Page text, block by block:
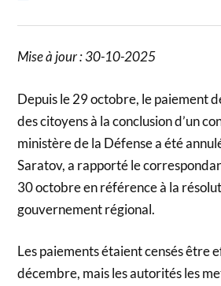
Mise à jour : 30-10-2025
Depuis le 29 octobre, le paiement
des citoyens à la conclusion d’un
ministère de la Défense a été
Saratov, a rapporté le
30 octobre en référence à la
gouvernement régional.
Les paiements étaient censés être
décembre, mais les autorités les